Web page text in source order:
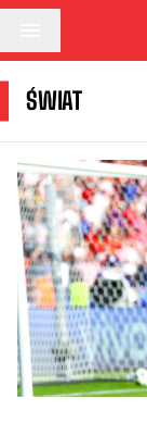
Przejdź do treści
ŚWIAT